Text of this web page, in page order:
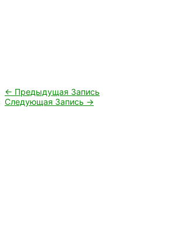
Навигация
по
← Предыдущая Запись
Следующая Запись →